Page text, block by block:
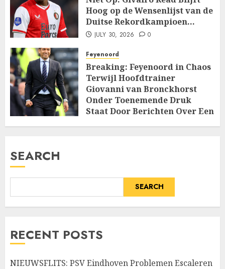
Hoog op de Wensenlijst van de
Duitse Rekordkampioen…
JULY 30, 2026 0
Feyenoord
Breaking: Feyenoord in Chaos
Terwijl Hoofdtrainer
Giovanni van Bronckhorst
Onder Toenemende Druk
Staat Door Berichten Over Een
SEARCH
SEARCH
RECENT POSTS
NIEUWSFLITS: PSV Eindhoven Problemen Escaleren